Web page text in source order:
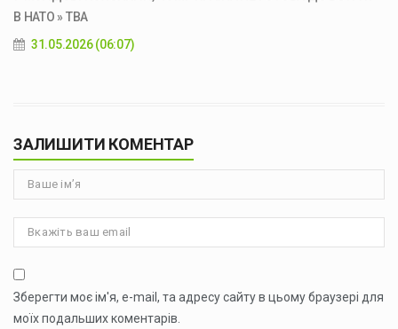
В НАТО » ТВА
31.05.2026 (06:07)
ЗАЛИШИТИ КОМЕНТАР
Зберегти моє ім'я, e-mail, та адресу сайту в цьому браузері для
моїх подальших коментарів.